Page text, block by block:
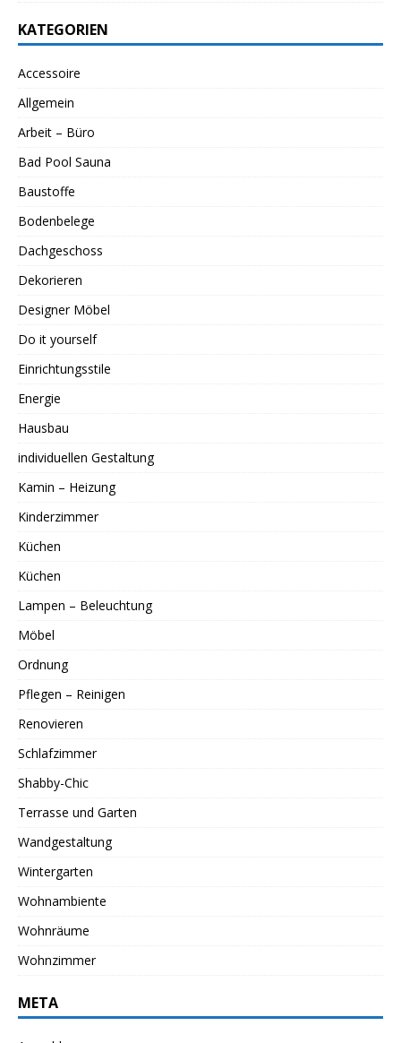
KATEGORIEN
Accessoire
Allgemein
Arbeit – Büro
Bad Pool Sauna
Baustoffe
Bodenbelege
Dachgeschoss
Dekorieren
Designer Möbel
Do it yourself
Einrichtungsstile
Energie
Hausbau
individuellen Gestaltung
Kamin – Heizung
Kinderzimmer
Küchen
Küchen
Lampen – Beleuchtung
Möbel
Ordnung
Pflegen – Reinigen
Renovieren
Schlafzimmer
Shabby-Chic
Terrasse und Garten
Wandgestaltung
Wintergarten
Wohnambiente
Wohnräume
Wohnzimmer
META